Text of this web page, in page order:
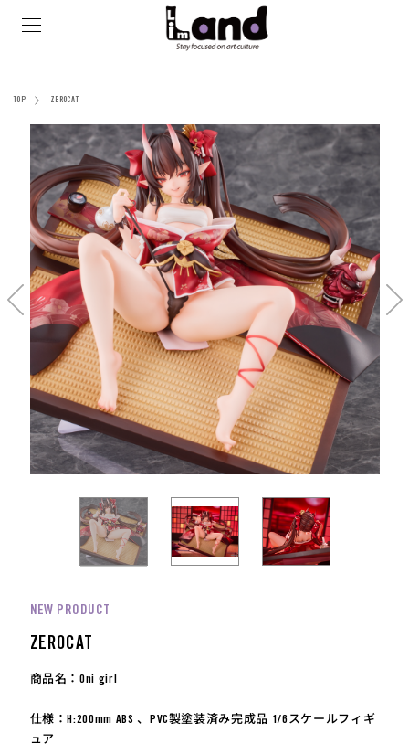
TOP ZEROCAT
NEW PRODUCT
ZEROCAT
商品名：Oni girl
仕様：H:200mm ABS 、PVC製塗装済み完成品 1/6スケールフィギ
ュア